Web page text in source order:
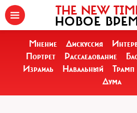
THE NEW
НОВОЕ
Мнение Дискуссия
Портрет
Расследование
Израиль
Навальный Трамп
Дума